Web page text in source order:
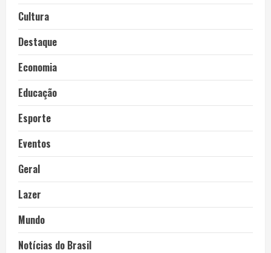
Cultura
Destaque
Economia
Educação
Esporte
Eventos
Geral
Lazer
Mundo
Notícias do Brasil